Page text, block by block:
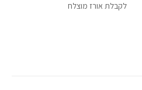
לקבלת אורז מוצלח